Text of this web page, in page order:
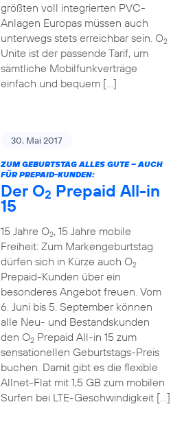
größten voll integrierten PVC-
Anlagen Europas müssen auch
unterwegs stets erreichbar sein. O2
Unite ist der passende Tarif, um
sämtliche Mobilfunkverträge
einfach und bequem […]
30. Mai 2017
ZUM GEBURTSTAG ALLES GUTE – AUCH
FÜR PREPAID-KUNDEN:
Der O2 Prepaid All-in
15
15 Jahre O2, 15 Jahre mobile
Freiheit: Zum Markengeburtstag
dürfen sich in Kürze auch O2
Prepaid-Kunden über ein
besonderes Angebot freuen. Vom
6. Juni bis 5. September können
alle Neu- und Bestandskunden
den O2Prepaid All-in 15 zum
sensationellen Geburtstags-Preis
buchen. Damit gibt es die flexible
Allnet-Flat mit 1,5 GB zum mobilen
Surfen bei LTE-Geschwindigkeit […]